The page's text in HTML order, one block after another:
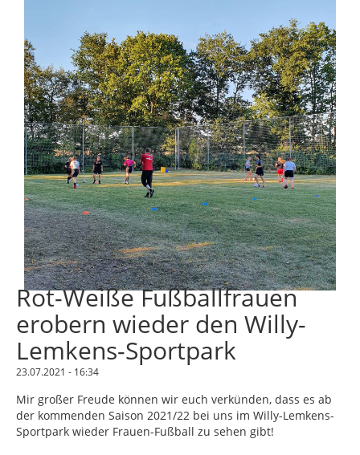
Rot-Weiße Fußballfrauen
erobern wieder den Willy-
Lemkens-Sportpark
23.07.2021 - 16:34
Mir großer Freude können wir euch verkünden, dass es ab
der kommenden Saison 2021/22 bei uns im Willy-Lemkens-
Sportpark wieder Frauen-Fußball zu sehen gibt!